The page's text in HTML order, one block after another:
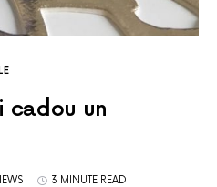
un
3 MINUTE READ